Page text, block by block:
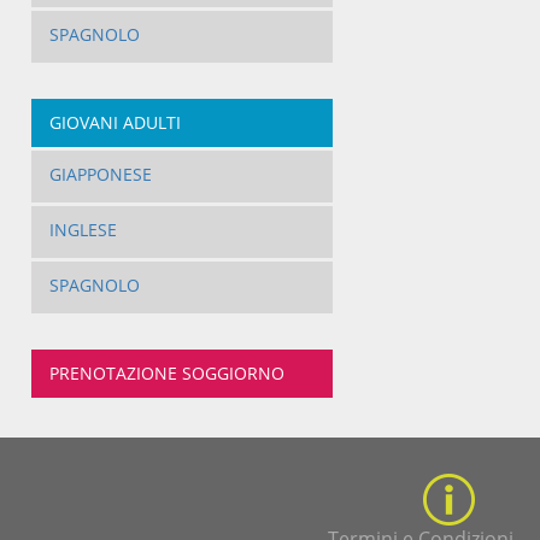
SPAGNOLO
GIOVANI ADULTI
GIAPPONESE
INGLESE
SPAGNOLO
PRENOTAZIONE SOGGIORNO